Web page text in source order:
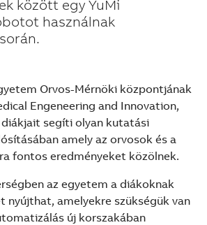
között egy YuMi
használnak
Orvos-Mérnöki központjának
Engeneering and Innovation,
segíti olyan kutatási
amely az orvosok és a
fontos eredményeket közölnek.
az egyetem a diákoknak
nyújthat, amelyekre szükségük van
új korszakában